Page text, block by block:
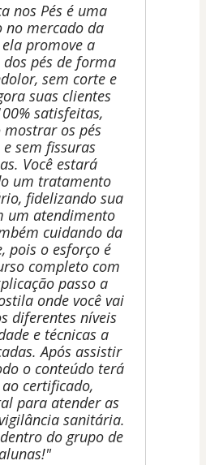
nos Pés é uma
no mercado da
promove a
pés de forma
sem corte e
suas clientes
satisfeitas,
mostrar os pés
sem fissuras
Você estará
um tratamento
fidelizando sua
um atendimento
cuidando da
pois o esforço é
completo com
passo a
onde você vai
diferentes níveis
e técnicas a
Após assistir
o conteúdo terá
ao certificado,
para atender as
sanitária.
do grupo de
alunas!"